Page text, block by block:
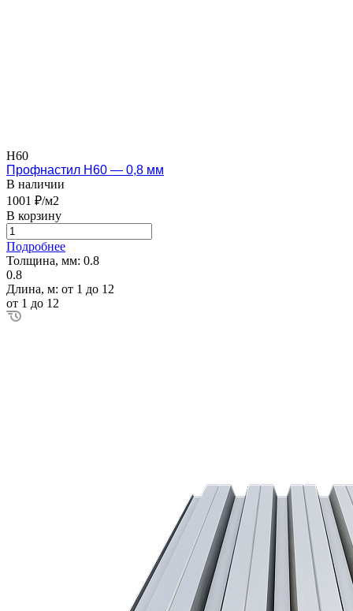
Н60
Профнастил Н60 — 0,8 мм
В наличии
1001 ₽/м2
В корзину
Подробнее
Толщина, мм: 0.8
0.8
Длина, м: от 1 до 12
от 1 до 12